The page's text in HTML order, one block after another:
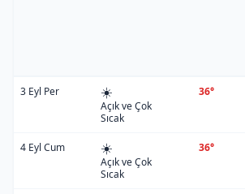
3 Eyl Per ☀️
Açık ve Çok
Sıcak
36°
4 Eyl Cum ☀️
Açık ve Çok
Sıcak
36°